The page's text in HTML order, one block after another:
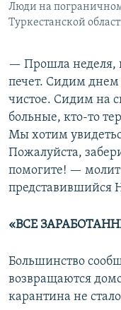
Люди на
Туркестанской
— Прошла неделя,
печет. Сидим
чистое. Сидим на
больные, кто-то
Мы хотим
Пожалуйста,
помогите! — молит
представившийся
«ВСЕ
Большинство
возвращаются
карантина не